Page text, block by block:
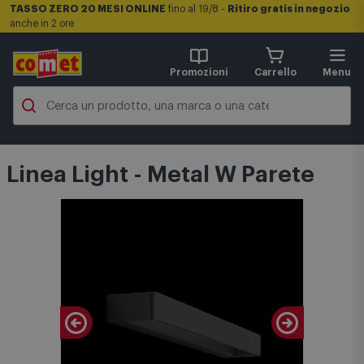
TASSO ZERO 20 MESI ONLINE fino al 19/8 - Ritiro gratis in negozio
anche in 2 ore
Promozioni Carrello Menu
Linea Light - Metal W Parete